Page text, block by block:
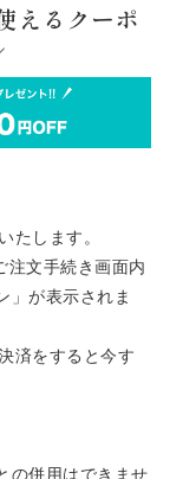
えるクーポ
たします。
注文手続き画面内
」が表示されま
済をすると今す
の併用はできませ